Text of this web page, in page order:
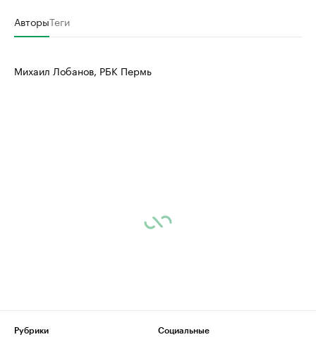
АвторыТеги
Михаил Лобанов, РБК Пермь
Рубрики
Социальные